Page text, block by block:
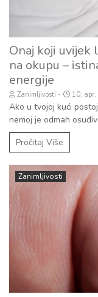
Onaj koji uvijek
na okupu –
energije
Zanimljivosti 10.
Ako u tvojoj kući
nemoj je odmah
Pročitaj Više
Zanimljivosti